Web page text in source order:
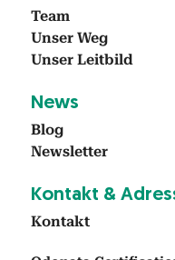
Team
Unser Weg
Unser Leit­bild
News
Blog
Newslet­ter
Kon­takt &
Kon­takt